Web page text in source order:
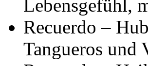
Lebensgefühl,
Recuerdo –
Tangueros und